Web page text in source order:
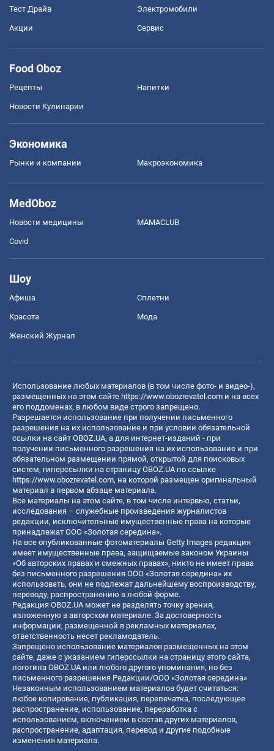
Тест Драйв Электромобили
Акции Сервис
Food Oboz
Рецепты Напитки
Новости Кулинарии
Экономика
Рынки и компании Mакроэкономика
MedOboz
Новости медицины MAMACLUB
Covid
Шоу
Афиша Сплетни
Красота Мода
Женский Журнал
Использование любых материалов (в том числе фото- и видео-),
размещенных на этом сайте https://www.obozrevatel.com и на всех
его поддоменах, в любом виде строго запрещено.
Разрешается использование при получении письменного
разрешения на их использование и при условии обязательной
ссылки на сайт OBOZ.UA, а для интернет-изданий - при
получении письменного разрешения на их использование и при
обязательном размещении прямой, открытой для поисковых
систем, гиперссылки на страницу OBOZ.UA по ссылке
https://www.obozrevatel.com, на которой размещен оригинальный
материал в первом абзаце материала.
Все материалы на этом сайте, в том числе интервью, статьи,
исследования – служебные произведения журналистов
редакции, исключительные имущественные права на которые
принадлежат ООО «Золотая середина».
На все опубликованные фотоматериалы Getty Images редакция
имеет имущественные права, защищаемые законом Украины
«Об авторских правах и смежных правах», никто не имеет права
без письменного разрешения ООО «Золотая середина» их
использовать, они не подлежат дальнейшему воспроизводству,
переводу, распространению в любой форме.
Редакция OBOZ.UA может не разделять точку зрения,
изложенную в авторском материале. За достоверность
информации, размещенной в рекламных материалах,
ответственность несет рекламодатель.
Запрещено использование материалов размещенных на этом
сайте, даже с указанием гиперссылки на страницу этого сайта,
логотипа OBOZ.UA или любого другого упоминания, но без
письменного разрешения Редакции/ООО «Золотая середина»
Незаконным использованием материалов будет считаться:
любое копирование, публикация, перепечатка, последующее
распространение, использование, переработка с
использованием, включением в состав других материалов,
распространение, адаптация, перевод и другие подобные
изменения материала.